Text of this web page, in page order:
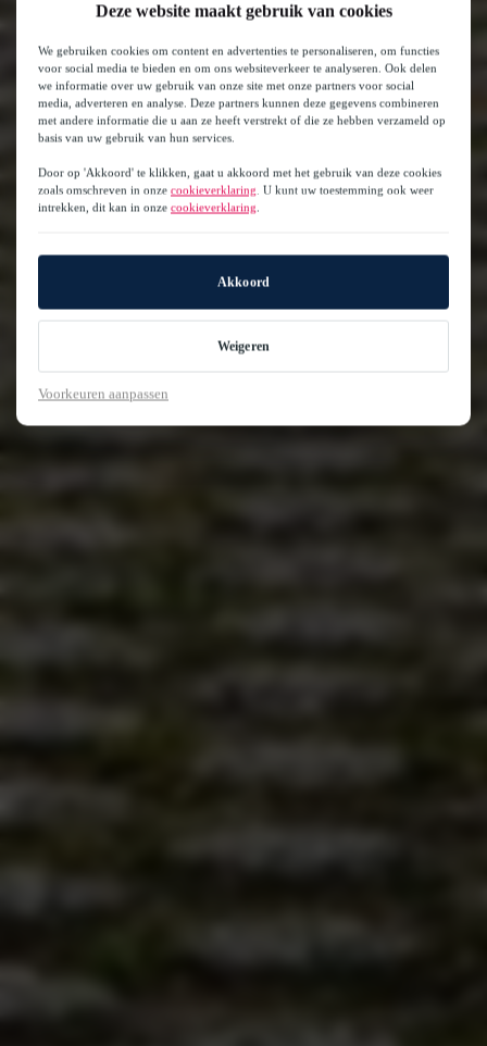
Deze website maakt gebruik van cookies
We gebruiken cookies om content en advertenties te personaliseren, om functies
voor social media te bieden en om ons websiteverkeer te analyseren. Ook delen
we informatie over uw gebruik van onze site met onze partners voor social
media, adverteren en analyse. Deze partners kunnen deze gegevens combineren
met andere informatie die u aan ze heeft verstrekt of die ze hebben verzameld op
basis van uw gebruik van hun services.
Door op 'Akkoord' te klikken, gaat u akkoord met het gebruik van deze cookies
zoals omschreven in onze cookieverklaring . U kunt uw toestemming ook weer
intrekken, dit kan in onze cookieverklaring
Akkoord
Weigeren
Voorkeuren aanpassen